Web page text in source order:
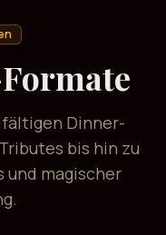
Dinner-
bis hin zu
und magischer